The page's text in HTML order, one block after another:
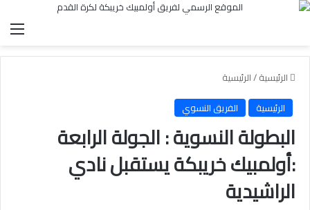
الرئيسية/الرئيسية
الرئيسية
الفريق النسوي
البطولة النسوية : الجولة الرابعة
:أولمبيك خريبكة يستقبل نادي
الراشيدية